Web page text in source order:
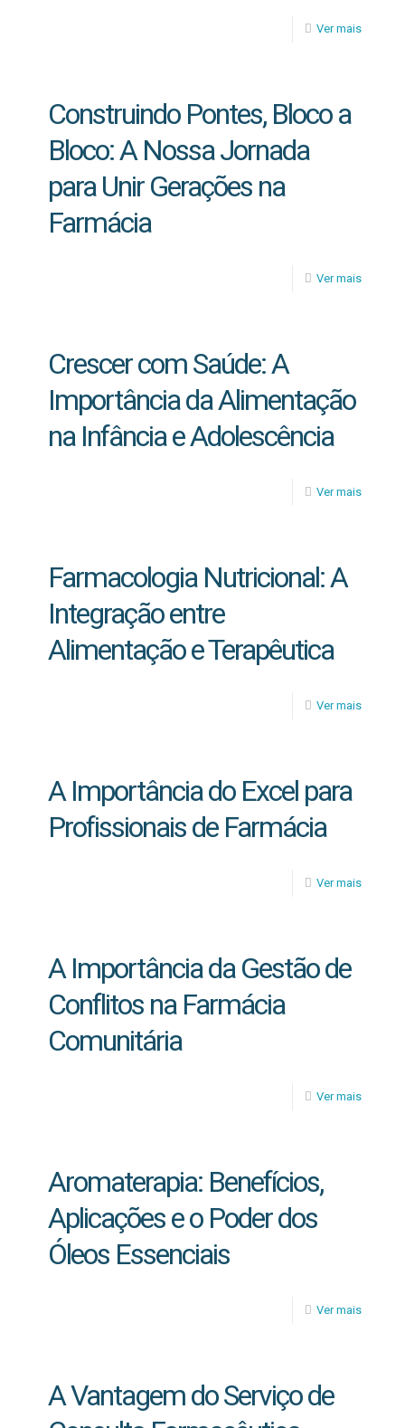
Ver mais
Construindo Pontes, Bloco a
Bloco: A Nossa Jornada
para Unir Gerações na
Farmácia
Ver mais
Crescer com Saúde: A
Importância da Alimentação
na Infância e Adolescência
Ver mais
Farmacologia Nutricional: A
Integração entre
Alimentação e Terapêutica
Ver mais
A Importância do Excel para
Profissionais de Farmácia
Ver mais
A Importância da Gestão de
Conflitos na Farmácia
Comunitária
Ver mais
Aromaterapia: Benefícios,
Aplicações e o Poder dos
Óleos Essenciais
Ver mais
A Vantagem do Serviço de